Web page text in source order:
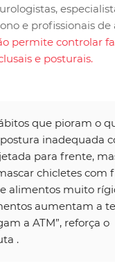
e profissionais
permite controlar
e posturais.
que pioram o
inadequada
para frente,
chicletes com
alimentos muito
aumentam a
a ATM”, reforça o
.